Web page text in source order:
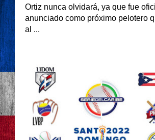
Ortiz nunca olvidará, ya que fue
anunciado como próximo pelotero
al ...